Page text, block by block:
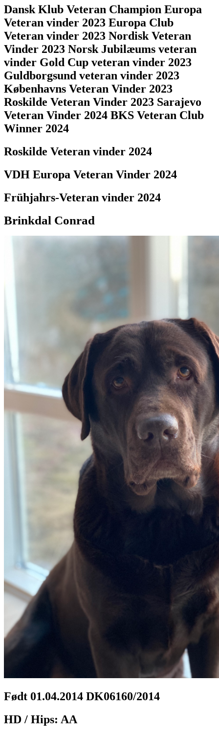
Dansk Klub Veteran Champion Europa
Veteran vinder 2023 Europa Club
Veteran vinder 2023 Nordisk Veteran
Vinder 2023 Norsk Jubilæums veteran
vinder Gold Cup veteran vinder 2023
Guldborgsund veteran vinder 2023
Københavns Veteran Vinder 2023
Roskilde Veteran Vinder 2023 Sarajevo
Veteran Vinder 2024 BKS Veteran Club
Winner 2024
Roskilde Veteran vinder 2024
VDH Europa Veteran Vinder 2024
Frühjahrs-Veteran vinder 2024
Brinkdal Conrad
Født 01.04.2014 DK06160/2014
HD / Hips: AA